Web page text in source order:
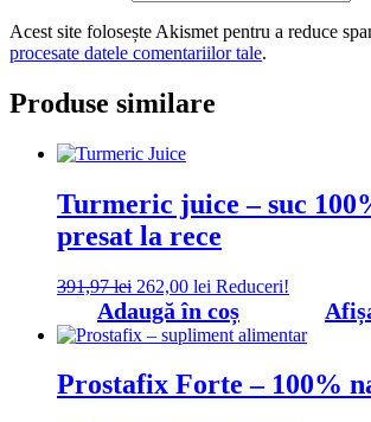
Acest site folosește Akismet pentru a reduce
procesate datele comentariilor tale.
Produse similare
Turmeric juice – suc
presat la rece
391,97lei Prețul
inițial
a
fost:
391,97 lei.
262,00 lei Prețul
curent
este:
262,00 lei.
Reduceri!
Adaugă în coș
Prostafix Forte – 100%